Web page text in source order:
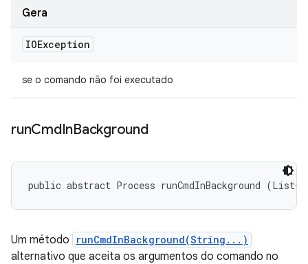
Gera
IOException
se o comando não foi executado
runCmdInBackground
public abstract Process runCmdInBackground
Um método runCmdInBackground(String...)
alternativo que aceita os argumentos do comando no